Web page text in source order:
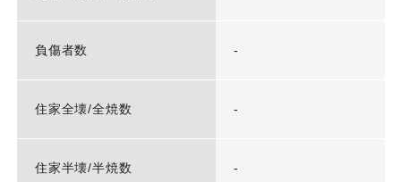
負傷者数 -
住家全壊/全焼数 -
住家半壊/半焼数 -